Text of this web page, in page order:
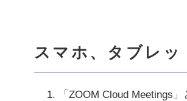
スマホ、タブレ
「ZOOM Cloud Meetings